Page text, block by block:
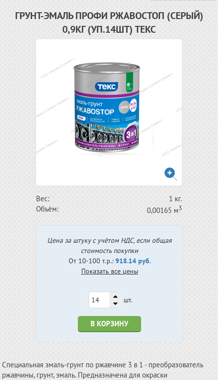
ГРУНТ-ЭМАЛЬ ПРОФИ РЖАВОСТОП (СЕРЫЙ)
0,9КГ (УП.14ШТ) ТЕКС
Вес:
1 кг.
Объём:
0,00165 м3
Цена за штуку с учётом НДС, если общая
стоимость покупки
От 10-100 т.р.: 918.14 руб.
Показать все цены
шт.
В КОРЗИНУ
Специальная эмаль-грунт по ржавчине 3 в 1 - преобразователь
ржавчины, грунт, эмаль. Предназначена для окраски